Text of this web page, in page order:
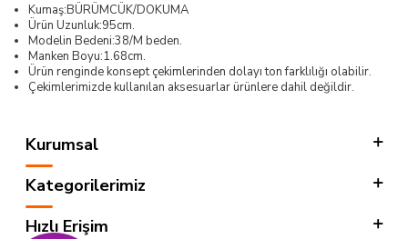
Kumaş:BÜRÜMCÜK/DOKUMA
Ürün Uzunluk:95cm.
Modelin Bedeni:38/M beden.
Manken Boyu:1.68cm.
Ürün renginde konsept çekimlerinden dolayı ton farklılığı olabilir.
Çekimlerimizde kullanılan aksesuarlar ürünlere dahil değildir.
Kurumsal
Kategorilerimiz
Hızlı Erişim